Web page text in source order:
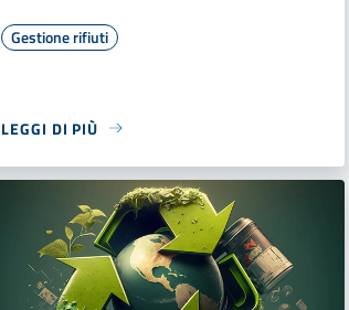
Gestione rifiuti
LEGGI DI PIÙ